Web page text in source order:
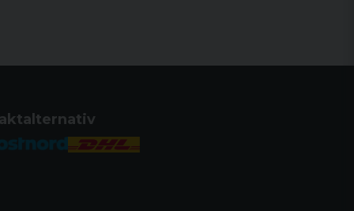
och en
inbyggd i ramen. Denna
gör att skytten kan slå in